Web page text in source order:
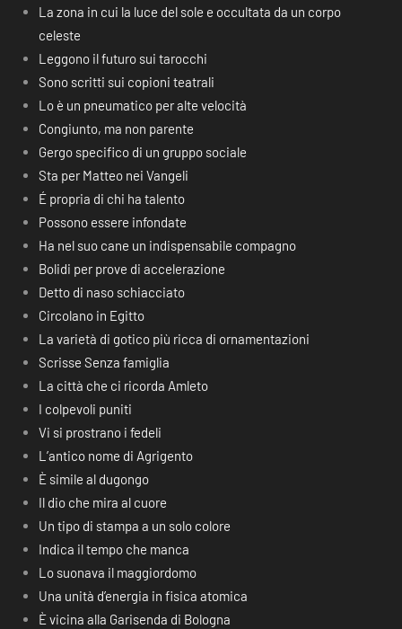
La zona in cui la luce del sole e occultata da un corpo
celeste
Leggono il futuro sui tarocchi
Sono scritti sui copioni teatrali
Lo è un pneumatico per alte velocità
Congiunto, ma non parente
Gergo specifico di un gruppo sociale
Sta per Matteo nei Vangeli
É propria di chi ha talento
Possono essere infondate
Ha nel suo cane un indispensabile compagno
Bolidi per prove di accelerazione
Detto di naso schiacciato
Circolano in Egitto
La varietà di gotico più ricca di ornamentazioni
Scrisse Senza famiglia
La città che ci ricorda Amleto
I colpevoli puniti
Vi si prostrano i fedeli
L’antico nome di Agrigento
È simile al dugongo
Il dio che mira al cuore
Un tipo di stampa a un solo colore
Indica il tempo che manca
Lo suonava il maggiordomo
Una unità d’energia in fisica atomica
È vicina alla Garisenda di Bologna